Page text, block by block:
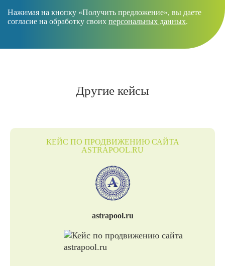
Нажимая на кнопку «Получить предложение», вы даете
согласие на обработку своих персональных данных.
Другие кейсы
КЕЙС ПО ПРОДВИЖЕНИЮ САЙТА
ASTRAPOOL.RU
astrapool.ru